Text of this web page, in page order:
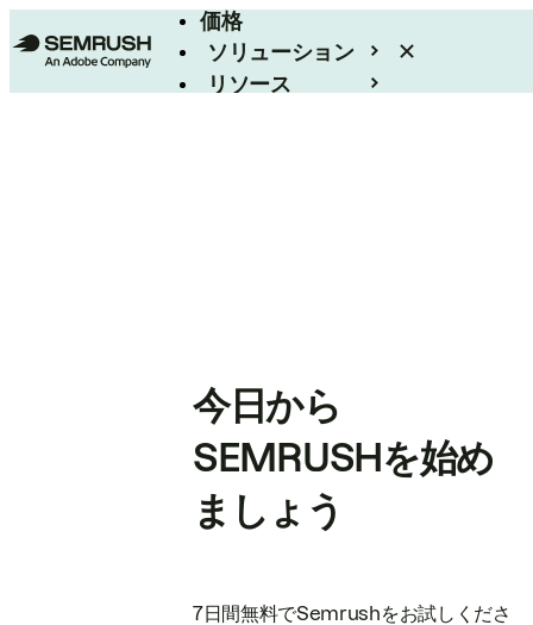
価格
ソリューション
リソース
今日から
SEMRUSHを始め
ましょう
7日間無料でSemrushをお試しくださ